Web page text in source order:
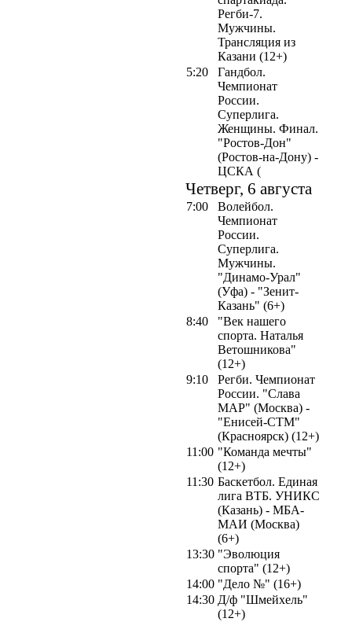
Регби-7.
Мужчины.
Трансляция из
Казани (12+)
5:20
Гандбол.
Чемпионат
России.
Суперлига.
Женщины. Финал.
"Ростов-Дон"
(Ростов-на-Дону) -
ЦСКА (
Четверг, 6 августа
7:00
Волейбол.
Чемпионат
России.
Суперлига.
Мужчины.
"Динамо-Урал"
(Уфа) - "Зенит-
Казань" (6+)
8:40
"Век нашего
спорта. Наталья
Ветошникова"
(12+)
9:10
Регби. Чемпионат
России. "Слава
МАР" (Москва) -
"Енисей-СТМ"
(Красноярск) (12+)
11:00 "Команда мечты"
(12+)
11:30 Баскетбол. Единая
лига ВТБ. УНИКС
(Казань) - МБА-
МАИ (Москва)
(6+)
13:30 "Эволюция
спорта" (12+)
14:00 "Дело №" (16+)
14:30 Д/ф "Шмейхель"
(12+)